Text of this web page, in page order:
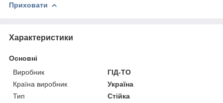
Приховати
Характеристики
Основні
Виробник
ГІД-ТО
Країна виробник
Україна
Тип
Стійка